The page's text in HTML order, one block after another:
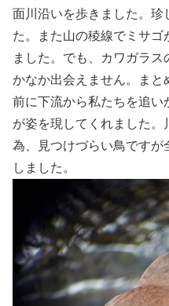
面川沿いを歩きました。珍
た。また山の稜線でミサゴ
ました。でも、カワガラ
かなか出会えません。ま
前に下流から私たちを追い
が姿を現してくれました。
為、見つけづらい鳥ですが
しました。